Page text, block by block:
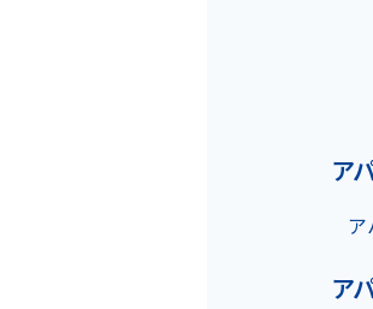
MOVEが選
ア
ア
ア